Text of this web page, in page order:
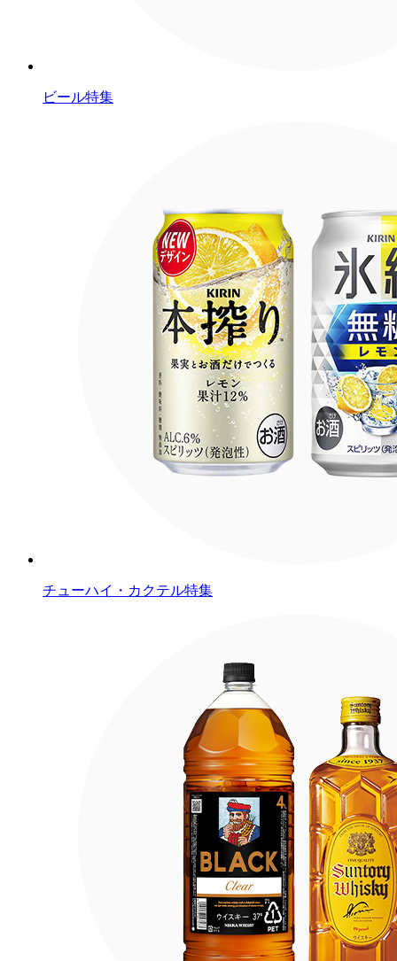
ビール特集
チューハイ・カクテル特集